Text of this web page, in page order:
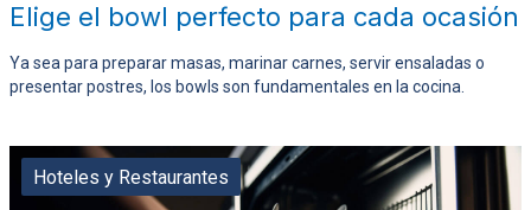
Elige el bowl perfecto para cada ocasión
Ya sea para preparar masas, marinar carnes, servir ensaladas o
presentar postres, los bowls son fundamentales en la cocina.
Hoteles y Restaurantes